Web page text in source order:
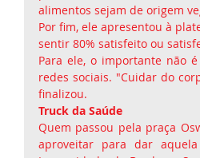
alimentos sejam de origem
Por fim, ele apresentou à
sentir 80% satisfeito ou
Para ele, o importante não
redes sociais. "Cuidar do
finalizou.
Truck da Saúde
Quem passou pela praça
aproveitar para dar